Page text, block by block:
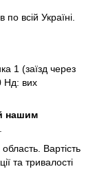
по всій Україні.
1 (заїзд через
Нд: вих
нашим
Вартість
та тривалості